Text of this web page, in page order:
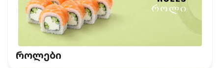
როლები